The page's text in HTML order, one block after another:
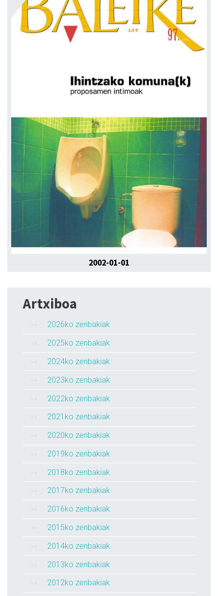
2002-01-01
Artxiboa
2026ko zenbakiak
2025ko zenbakiak
2024ko zenbakiak
2023ko zenbakiak
2022ko zenbakiak
2021ko zenbakiak
2020ko zenbakiak
2019ko zenbakiak
2018ko zenbakiak
2017ko zenbakiak
2016ko zenbakiak
2015ko zenbakiak
2014ko zenbakiak
2013ko zenbakiak
2012ko zenbakiak